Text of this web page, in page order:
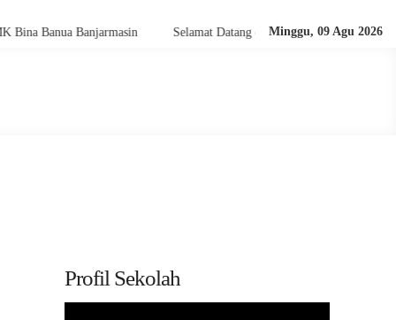
Minggu, 09 Agu 2026
Banjarmasin Selamat Datang di Website Official SMK Bina
Profil Sekolah